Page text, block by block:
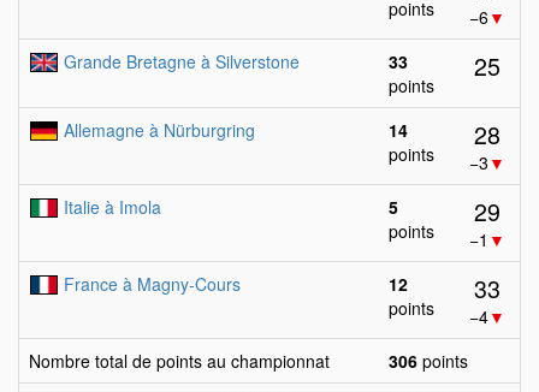
points
−6▼
Grande Bretagne à Silverstone
33
points
25
Allemagne à Nürburgring
14
points
28
−3 ▼
Italie à Imola
5
points
29
−1 ▼
France à Magny-Cours
12
points
33
−4▼
Nombre total de points au championnat
306 points